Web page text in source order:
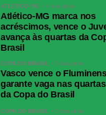
ATLÉTICO-MG 4 dias atrás
Atlético-MG marca nos
acréscimos, vence o
avança às quartas da
Brasil
COPA DO BRASIL 3 dias atrás
Vasco vence o
garante vaga nas
da Copa do Brasil
COPA DO BRASIL 3 dias atrás